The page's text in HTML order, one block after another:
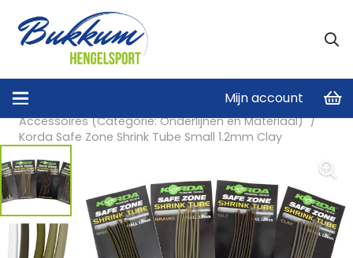
Mijn account
Home
Accessoires (Categorie: Onderlijnen en Materiaal) /
Korda Safe Zone Shrink Tube Small 1.2mm Clay